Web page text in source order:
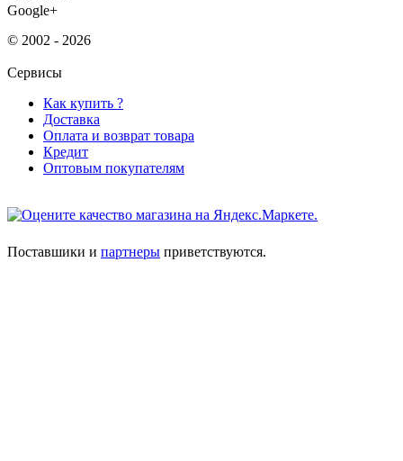
Google+
© 2002 - 2026
Сервисы
Как купить ?
Доставка
Оплата и возврат товара
Кредит
Оптовым покупателям
Поставшики и партнеры приветствуются.